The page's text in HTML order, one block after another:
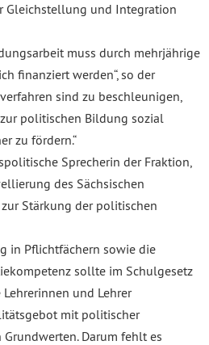
Gleichstellung und Integration
muss durch mehrjährige
finanziert werden“, so der
sind zu beschleunigen,
politischen Bildung sozial
zu fördern.“
Sprecherin der Fraktion,
des Sächsischen
Stärkung der politischen
in Pflichtfächern sowie die
sollte im Schulgesetz
und Lehrer
mit politischer
Darum fehlt es